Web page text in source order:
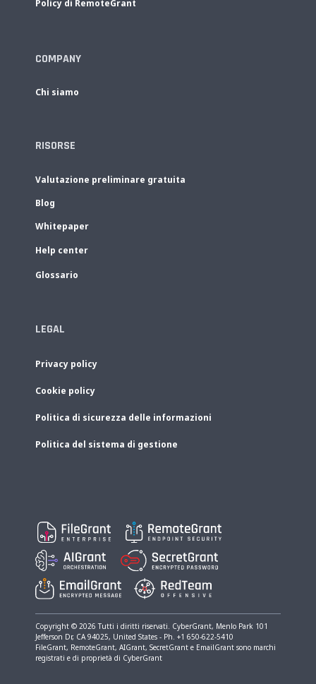
Policy di RemoteGrant
COMPANY
Chi siamo
RISORSE
Valutazione preliminare gratuita
Blog
Whitepaper
Help center
Glossario
LEGAL
Privacy policy
Cookie policy
Politica di sicurezza delle informazioni
Politica del sistema di gestione
Copyright © 2026 Tutti i diritti riservati. CyberGrant, Menlo Park​ 101
Jefferson Dr, CA 94025, United States - Ph. +1 650-622-5410
FileGrant, RemoteGrant, AIGrant, SecretGrant e EmailGrant sono marchi
registrati e di proprietà di CyberGrant